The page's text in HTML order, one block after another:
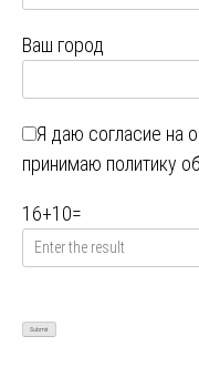
Ваш город
Я даю согласие на
принимаю политику
16+10=